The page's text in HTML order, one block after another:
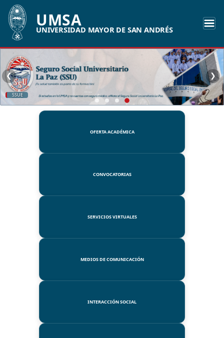
UMSA
UNIVERSIDAD MAYOR DE SAN ANDRÉS
SSUE
❮ ❯
OFERTA ACADÉMICA
CONVOCATORIAS
SERVICIOS VIRTUALES
MEDIOS DE COMUNICACIÓN
INTERACCIÓN SOCIAL